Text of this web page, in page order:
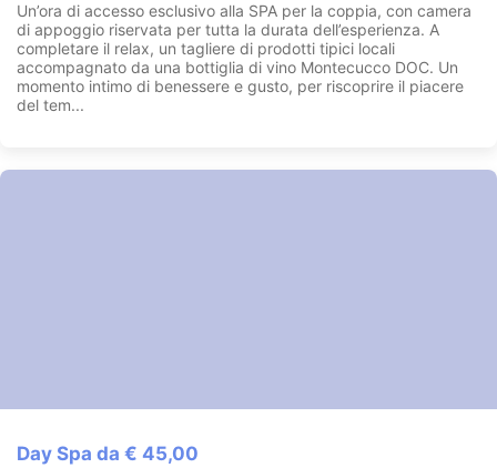
Un’ora di accesso esclusivo alla SPA per la coppia, con camera
di appoggio riservata per tutta la durata dell’esperienza. A
completare il relax, un tagliere di prodotti tipici locali
accompagnato da una bottiglia di vino Montecucco DOC. Un
momento intimo di benessere e gusto, per riscoprire il piacere
del tem...
Day Spa da € 45,00